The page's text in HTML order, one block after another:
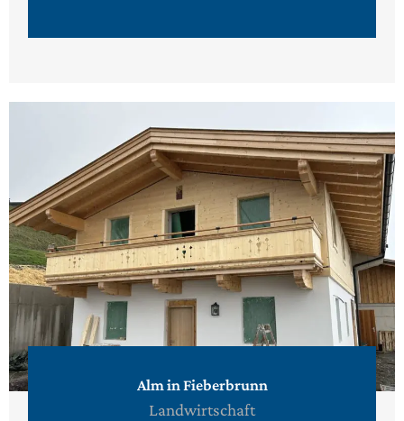
Alm in Fieberbrunn
Landwirtschaft